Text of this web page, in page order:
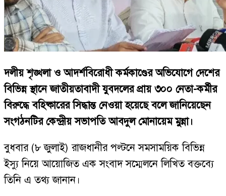
দলীয় শৃঙ্খলা ও আদর্শবিরোধী কর্মকাণ্ডের অভিযোগে দেশের
বিভিন্ন স্থানে জাতীয়তাবাদী যুবদলের প্রায় ৩০০ নেতা-কর্মীর
বিরুদ্ধে বহিষ্কারের সিদ্ধান্ত নেওয়া হয়েছে বলে জানিয়েছেন
সংগঠনটির কেন্দ্রীয় সভাপতি আবদুল মোনায়েম মুন্না।
বুধবার (৮ জুলাই) রাজধানীর পল্টনে সমসাময়িক বিভিন্ন
ইস্যু নিয়ে আয়োজিত এক সংবাদ সম্মেলনে লিখিত বক্তব্যে
তিনি এ তথ্য জানান।